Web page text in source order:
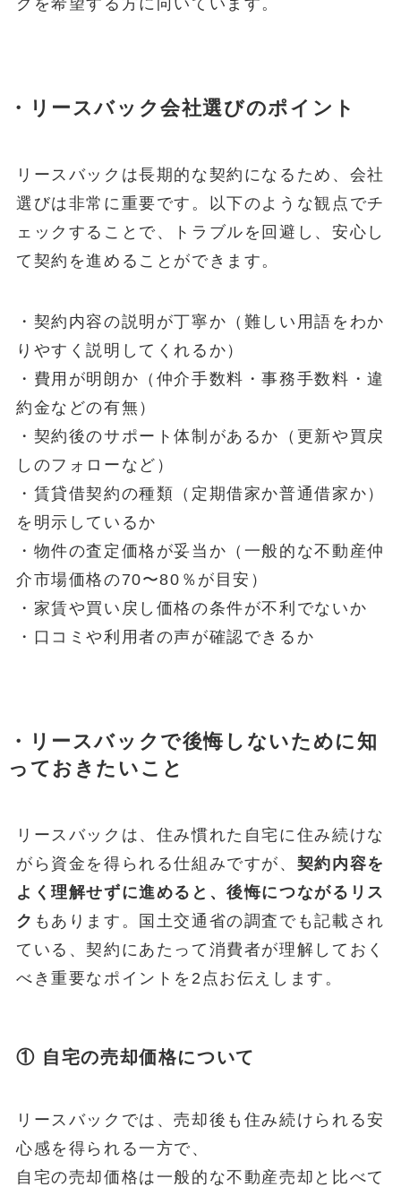
クを希望する方に向いています。
・リースバック会社選びのポイント
リースバックは長期的な契約になるため、会社
選びは非常に重要です。以下のような観点でチ
ェックすることで、トラブルを回避し、安心し
て契約を進めることができます。
・契約内容の説明が丁寧か（難しい用語をわか
りやすく説明してくれるか）
・費用が明朗か（仲介手数料・事務手数料・違
約金などの有無）
・契約後のサポート体制があるか（更新や買戻
しのフォローなど）
・賃貸借契約の種類（定期借家か普通借家か）
を明示しているか
・物件の査定価格が妥当か（一般的な不動産仲
介市場価格の70〜80％が目安）
・家賃や買い戻し価格の条件が不利でないか
・口コミや利用者の声が確認できるか
・リースバックで後悔しないために知
っておきたいこと
リースバックは、住み慣れた自宅に住み続けな
がら資金を得られる仕組みですが、 契約内容を
よく理解せずに進めると、後悔につながるリス
ク もあります。国土交通省の調査でも記載され
ている、契約にあたって消費者が理解しておく
べき重要なポイントを2点お伝えします。
① 自宅の売却価格について
リースバックでは、売却後も住み続けられる安
心感を得られる一方で、
自宅の売却価格は一般的な不動産売却と比べて